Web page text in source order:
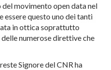
del movimento open data nel
essere questo uno dei tanti
in ottica soprattutto
numerose direttive che
Signore del CNR ha